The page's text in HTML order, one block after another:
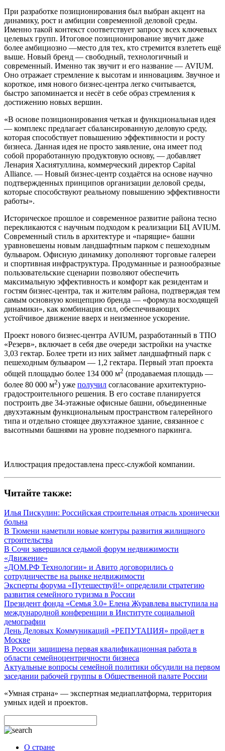
При разработке позиционирования был выбран акцент на
динамику, рост и амбиции современной деловой среды.
Именно такой контекст соответствует запросу всех ключевых
целевых групп. Итоговое позиционирование звучит даже
более амбициозно —место для тех, кто стремится взлететь ещё
выше. Новый бренд — свободный, технологичный и
современный. Именно так звучит и его название — AVIUM.
Оно отражает стремление к высотам и инновациям. Звучное и
короткое, имя нового бизнес-центра легко считывается,
быстро запоминается и несёт в себе образ стремления к
достижению новых вершин.
«В основе позиционирования четкая и функциональная идея
— комплекс предлагает сбалансированную деловую среду,
которая способствует повышению эффективности и росту
бизнеса. Данная идея не просто заявление, она имеет под
собой проработанную продуктовую основу, — добавляет
Ленария Хасиятуллина, коммерческий директор Capital
Alliance. — Новый бизнес-центр создаётся на основе научно
подтвержденных принципов организации деловой среды,
которые способствуют реальному повышению эффективности
работы».
Историческое прошлое и современное развитие района тесно
перекликаются с научным подходом к реализации БЦ AVIUM.
Современный стиль в архитектуре и «парящие» башни
уравновешены новым ландшафтным парком с пешеходным
бульваром. Офисную динамику дополняют торговые галереи
и спортивная инфраструктура. Продуманные и разнообразные
пользовательские сценарии позволяют обеспечить
максимальную эффективность и комфорт как резидентам и
гостям бизнес-центра, так и жителям района, подтверждая тем
самым основную концепцию бренда — «формула восходящей
динамики», как комбинация сил, обеспечивающих
устойчивое движение вверх и неизменное ускорение.
Проект нового бизнес-центра AVIUM, разработанный в ТПО
«Резерв», включает в себя две очереди застройки на участке
3,03 гектар. Более трети из них займет ландшафтный парк с
пешеходным бульваром — 1,2 гектара. Первый этап проекта
общей площадью более 134 000 м2 (продаваемая площадь —
более 80 000 м2) уже получил согласование архитектурно-
градостроительного решения. В его составе планируется
построить две 34-этажные офисные башни, объединенные
двухэтажным функциональным пространством галерейного
типа и отдельно стоящее двухэтажное здание, связанное с
высотными башнями на уровне подземного паркинга.
Иллюстрация предоставлена пресс-службой компании.
Читайте также:
Илья Пискулин: Российская строительная отрасль хронически
больна
В Тюмени наметили новые контуры развития жилищного
строительства
В Сочи завершился седьмой форум недвижимости
«Движение»
«ДОМ.РФ Технологии» и Авито договорились о
сотрудничестве на рынке недвижимости
Эксперты форума «Путешествуй!» определили стратегию
развития семейного туризма в России
Президент фонда «Семья 3.0» Елена Журавлева выступила на
международной конференции в Институте социальной
демографии
День Деловых Коммуникаций «РЕПУТАЦИЯ» пройдет в
Москве
В России защищена первая квалификационная работа в
области семейноцентричности бизнеса
Актуальные вопросы семейной политики обсудили на первом
заседании рабочей группы в Общественной палате России
«Умная страна» — экспертная медиаплатформа, территория
умных идей и проектов.
О стране